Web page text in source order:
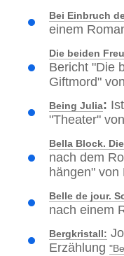
Bei Einbruch
einem
Die beiden
Bericht "Die
Giftmord"
Being Julia:
"Theater" von
Bella Block.
nach dem
hängen" von
Belle de jour.
nach einem
Bergkristall:
Erzählung